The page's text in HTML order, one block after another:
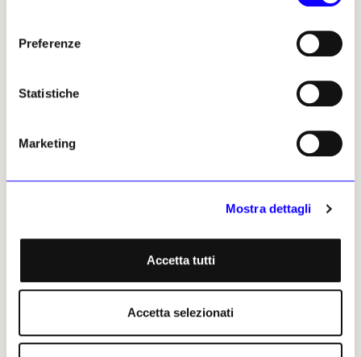
Preferenze
Statistiche
Marketing
Mostra dettagli
Accetta tutti
Accetta selezionati
Leggi i suoi articoli